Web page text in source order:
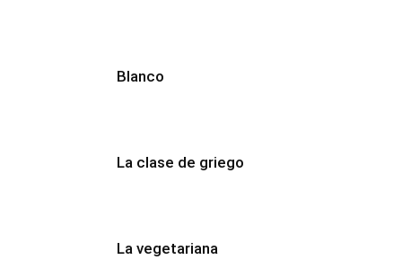
Blanco
La clase de griego
La vegetariana